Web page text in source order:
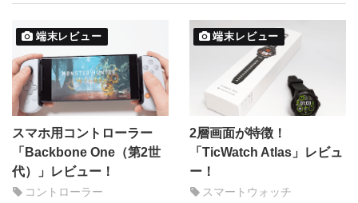
端末レビュー
スマホ用コントローラー
「Backbone One（第2世
代）」レビュー！
コントローラー
端末レビュー
2層画面が特徴！
「TicWatch Atlas」レビュ
ー！
スマートウォッチ